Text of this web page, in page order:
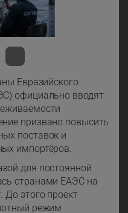
Евразийского
официально вводят
призвано повысить
поставок и
импортёров.
для постоянной
странами ЕАЭС на
До этого проект
режим